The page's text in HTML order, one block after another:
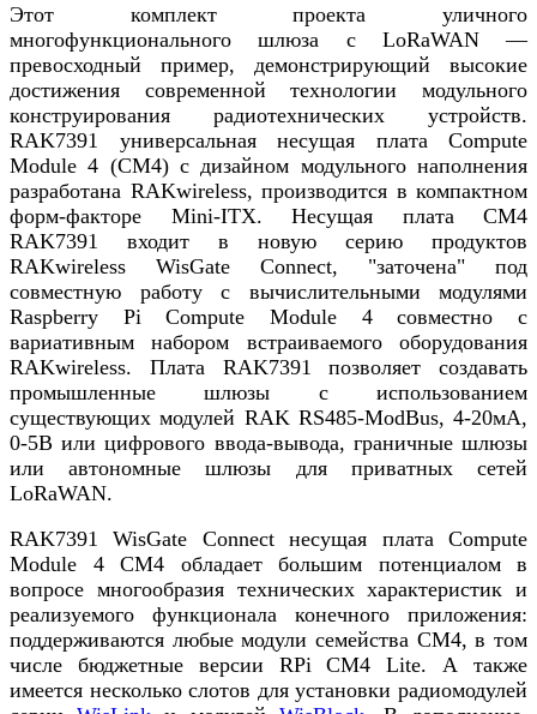
Этот комплект проекта уличного
многофункционального шлюза с LoRaWAN —
превосходный пример, демонстрирующий высокие
достижения современной технологии модульного
конструирования радиотехнических устройств.
RAK7391 универсальная несущая плата Compute
Module 4 (CM4) с дизайном модульного наполнения
разработана RAKwireless, производится в компактном
форм-факторе Mini-ITX. Несущая плата CM4
RAK7391 входит в новую серию продуктов
RAKwireless WisGate Connect, "заточена" под
совместную работу с вычислительными модулями
Raspberry Pi Compute Module 4 совместно с
вариативным набором встраиваемого оборудования
RAKwireless. Плата RAK7391 позволяет создавать
промышленные шлюзы с использованием
существующих модулей RAK RS485-ModBus, 4-20мА,
0-5В или цифрового ввода-вывода, граничные шлюзы
или автономные шлюзы для приватных сетей
LoRaWAN.
RAK7391 WisGate Connect несущая плата Compute
Module 4 CM4 обладает большим потенциалом в
вопросе многообразия технических характеристик и
реализуемого функционала конечного приложения:
поддерживаются любые модули семейства CM4, в том
числе бюджетные версии RPi CM4 Lite. А также
имеется несколько слотов для установки радиомодулей